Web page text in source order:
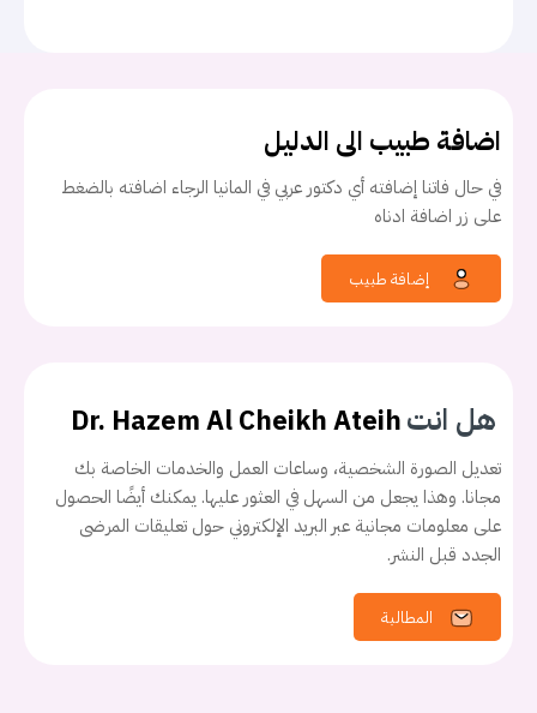
اضافة طبيب الى الدليل
في حال فاتنا إضافته أي دكتور عربي في المانيا الرجاء اضافته بالضغط
على زر اضافة ادناه
هل انتDr. Hazem Al Cheikh Ateih
تعديل الصورة الشخصية، وساعات العمل والخدمات الخاصة بك
مجانا. وهذا يجعل من السهل في العثور عليها. يمكنك أيضًا الحصول
على معلومات مجانية عبر البريد الإلكتروني حول تعليقات المرضى
الجدد قبل النشر.
المطالبة